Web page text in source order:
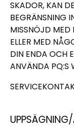
SKADOR, KAN
BEGRÄNSNING
MISSNÖJD MED
ELLER MED
DIN ENDA OCH
ANVÄNDA PQ:S